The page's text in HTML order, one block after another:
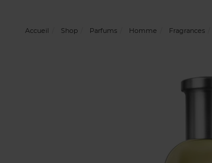
Accueil Shop Parfums Homme Fragrances